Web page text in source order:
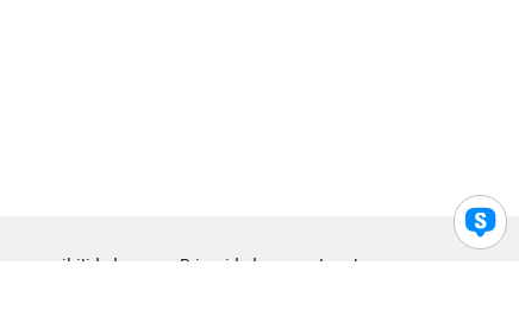
accesibilidad Privacidad Legal